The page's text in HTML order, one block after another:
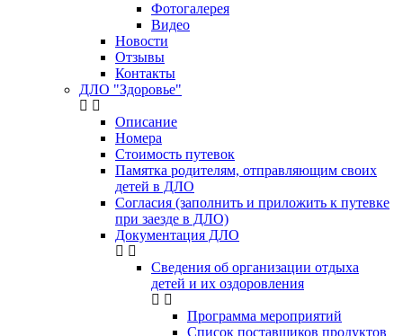
Фотогалерея
Видео
Новости
Отзывы
Контакты
ДЛО "Здоровье"
Описание
Номера
Стоимость путевок
Памятка родителям, отправляющим своих
детей в ДЛО
Согласия (заполнить и приложить к путевке
при заезде в ДЛО)
Документация ДЛО
Сведения об организации отдыха
детей и их оздоровления
Программа мероприятий
Список поставщиков продуктов